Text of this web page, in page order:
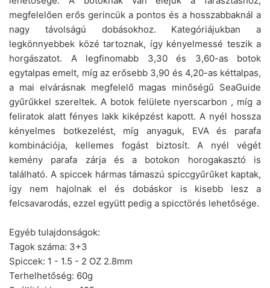
megfelelően erős gerincük a pontos és a hosszabbaknál a
nagy távolságú dobásokhoz. Kategóriájukban a
legkönnyebbek közé tartoznak, így kényelmessé teszik a
horgászatot. A legfinomabb 3,30 és 3,60-as botok
egytalpas emelt, míg az erősebb 3,90 és 4,20-as kéttalpas,
a mai elvárásnak megfelelő magas minőségű SeaGuide
gyűrűkkel szereltek. A botok felülete nyerscarbon , míg a
feliratok alatt fényes lakk kiképzést kapott. A nyél hossza
kényelmes botkezelést, míg anyaguk, EVA és parafa
kombinációja, kellemes fogást biztosít. A nyél végét
kemény parafa zárja és a botokon horogakasztó is
található. A spiccek hármas támaszú spiccgyűrűket kaptak,
így nem hajolnak el és dobáskor is kisebb lesz a
felcsavarodás, ezzel együtt pedig a spicctörés lehetősége.
Egyéb tulajdonságok:
Tagok száma: 3+3
Spiccek: 1 - 1.5 - 2 OZ 2.8mm
Terhelhetőség: 60g